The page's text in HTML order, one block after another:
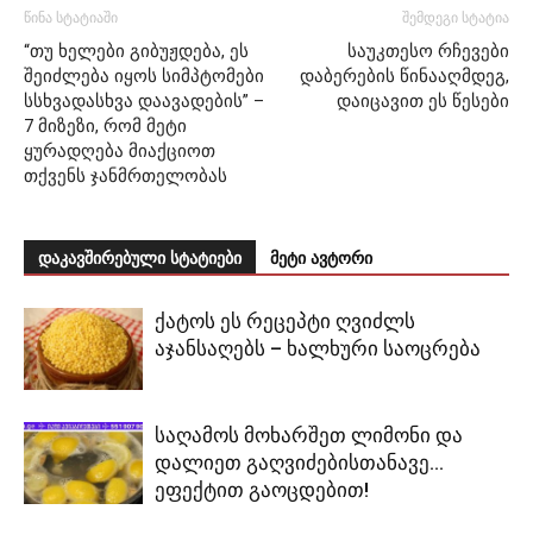
წინა სტატიაში
“თუ ხელები გიბუჟდება, ეს
შეიძლება იყოს სიმპტომები
სსხვადასხვა დაავადების” –
7 მიზეზი, რომ მეტი
ყურადღება მიაქციოთ
თქვენს ჯანმრთელობას
შემდეგი სტატია
საუკთესო რჩევები
დაბერების წინააღმდეგ,
დაიცავით ეს წესები
დაკავშირებული სტატიები მეტი ავტორი
ქატოს ეს რეცეპტი ღვიძლს
აჯანსაღებს – ხალხური საოცრება
საღამოს მოხარშეთ ლიმონი და
დალიეთ გაღვიძებისთანავე…
ეფექტით გაოცდებით!